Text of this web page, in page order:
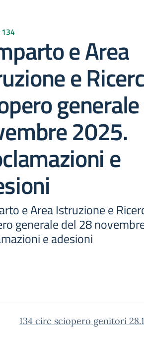
134
e Area
e
2025.
e
e Area Istruzione e
generale del 28
e adesioni
134 circ sciopero genitori